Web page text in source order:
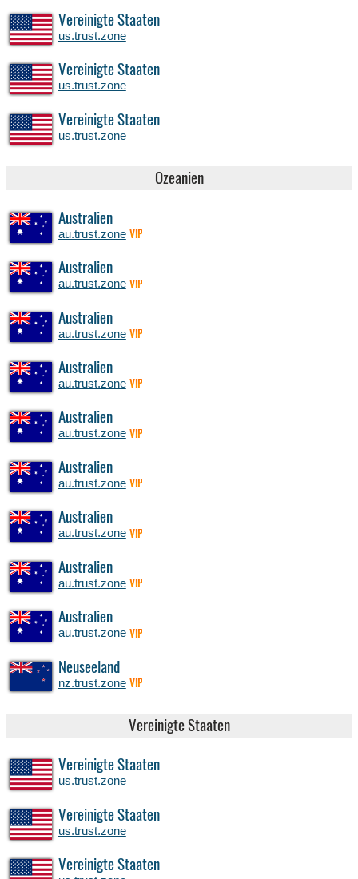
Vereinigte Staaten
us.trust.zone
Vereinigte Staaten
us.trust.zone
Vereinigte Staaten
us.trust.zone
Ozeanien
Australien
au.trust.zone VIP
Australien
au.trust.zone VIP
Australien
au.trust.zone VIP
Australien
au.trust.zone VIP
Australien
au.trust.zone VIP
Australien
au.trust.zone VIP
Australien
au.trust.zone VIP
Australien
au.trust.zone VIP
Australien
au.trust.zone VIP
Neuseeland
nz.trust.zone VIP
Vereinigte Staaten
Vereinigte Staaten
us.trust.zone
Vereinigte Staaten
us.trust.zone
Vereinigte Staaten